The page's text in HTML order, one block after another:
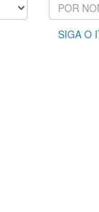
SIGA O